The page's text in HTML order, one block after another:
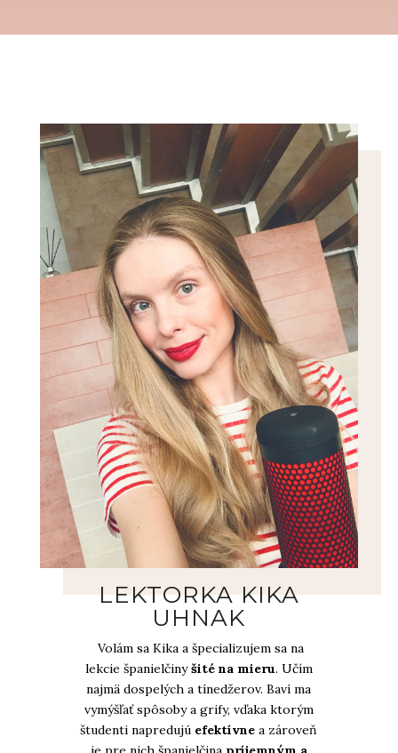
LEKTORKA KIKA
UHNAK
Volám sa Kika a špecializujem sa na
lekcie španielčinyšité na mieru. Učím
najmä dospelých a tínedžerov.Baví ma
vymýšľať spôsoby a grify, vďaka ktorým
študenti napredujú efektívne a zároveň